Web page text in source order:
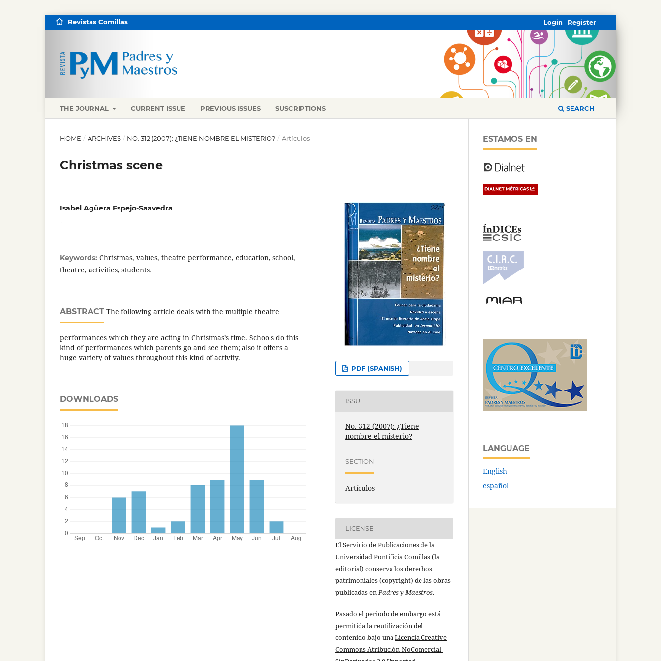
THE JOURNAL CURRENT ISSUE PREVIOUS ISSUES SUSCRIPTIONS SEARCH
Revistas Comillas Register
Login
HOME / ARCHIVES / NO. 312 (2007): ¿TIENE NOMBRE EL MISTERIO? / Artículos
Christmas scene
Isabel Agüera Espejo-Saavedra
Keywords: Christmas, values, theatre performance, education, school,
theatre, activities, students.
ABSTRACT The following article deals with the multiple theatre
performances which they are acting in Christmas’s time. Schools do this
kind of performances which parents go and see them; also it offers a
huge variety of values throughout this kind of activity.
DOWNLOADS
PDF (SPANISH)
ISSUE
No. 312 (2007): ¿Tiene
nombre el misterio?
SECTION
Artículos
LICENSE
El Servicio de Publicaciones de la
Universidad Pontificia Comillas (la
editorial) conserva los derechos
patrimoniales (copyright) de las obras
publicadas enPadres y Maestros.
Pasado el periodo de embargo está
permitida la reutilización del
contenido bajo unaLicencia Creative
Commons Atribución-NoComercial-
ESTAMOS EN
LANGUAGE
English
español